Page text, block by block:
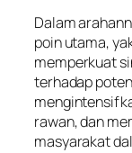
Dalam
poin utama,
memperkuat
terhadap
rawan, dan
masyarakat